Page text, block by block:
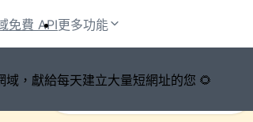
域，獻給每天建立大量短網址的您 🌻
免費 API更多功能
🚀 PicSee 短網址永久有效